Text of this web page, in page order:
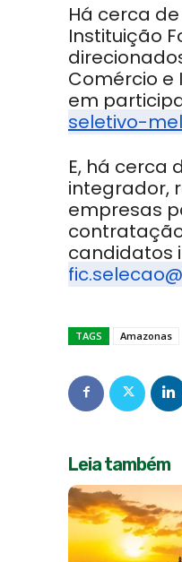
Há cerca
Instituição
Comércio e
em
seletivo-
E, há cerca
integrador,
empresas
candidatos
TAGS Amazonas
Leia também